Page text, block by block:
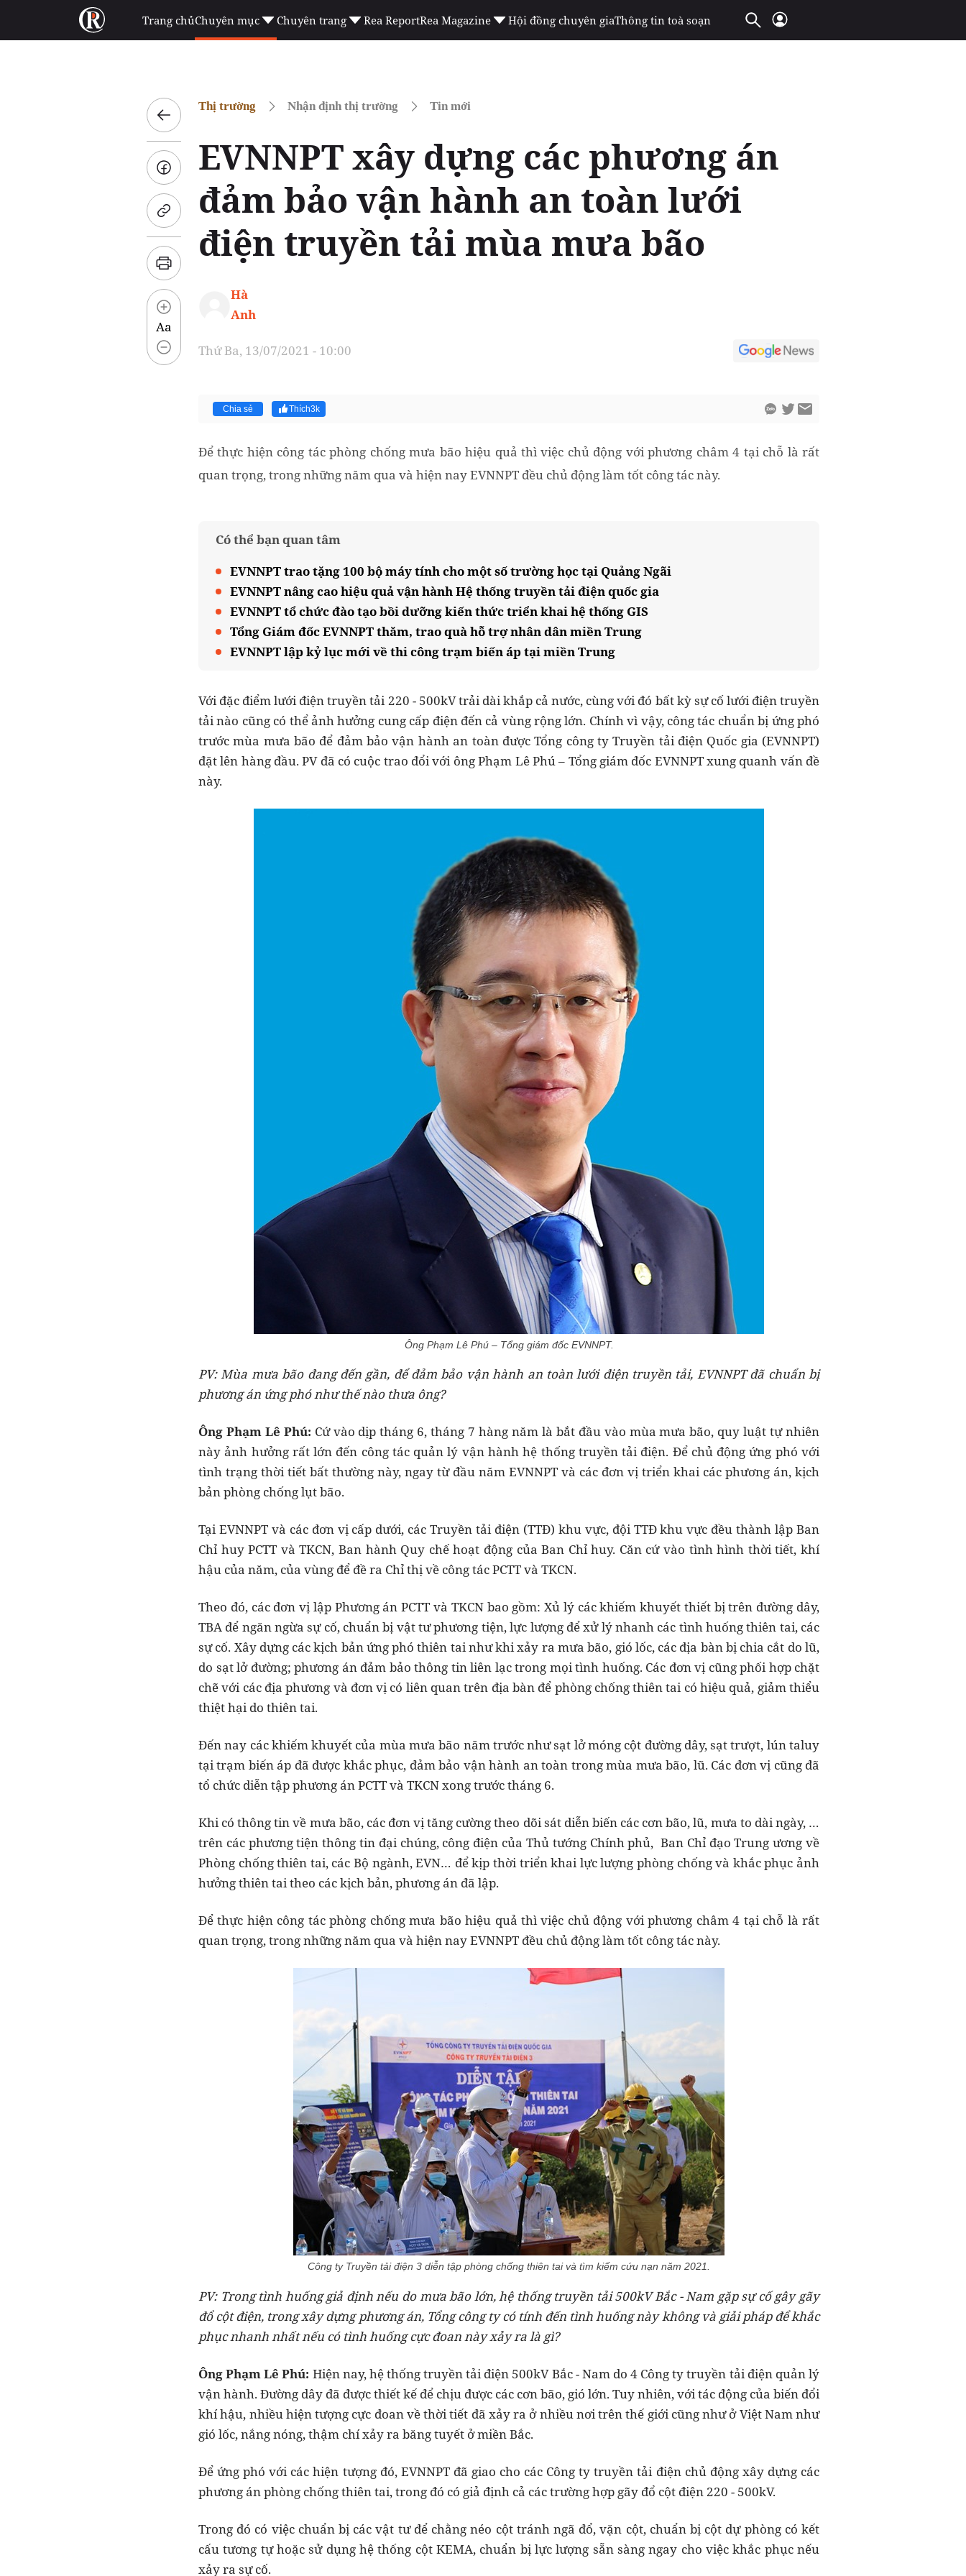
Trang chủChuyên mục Chuyên trang Rea ReportRea Magazine Hội đồng chuyên giaThông tin toà soạn
Aa
Thị trường Nhận định thị trường Tin mới
EVNNPT xây dựng các phương án
đảm bảo vận hành an toàn lưới
điện truyền tải mùa mưa bão
Hà
Anh
Thứ Ba, 13/07/2021 - 10:00
Chia sẻ Thích3k
Để thực hiện công tác phòng chống mưa bão hiệu quả thì việc chủ động với phương châm 4 tại chỗ là rất
quan trọng, trong những năm qua và hiện nay EVNNPT đều chủ động làm tốt công tác này.
Có thể bạn quan tâm
EVNNPT trao tặng 100 bộ máy tính cho một số trường học tại Quảng Ngãi
EVNNPT nâng cao hiệu quả vận hành Hệ thống truyền tải điện quốc gia
EVNNPT tổ chức đào tạo bồi dưỡng kiến thức triển khai hệ thống GIS
Tổng Giám đốc EVNNPT thăm, trao quà hỗ trợ nhân dân miền Trung
EVNNPT lập kỷ lục mới về thi công trạm biến áp tại miền Trung
Với đặc điểm lưới điện truyền tải 220 - 500kV trải dài khắp cả nước, cùng với đó bất kỳ sự cố lưới điện truyền
tải nào cũng có thể ảnh hưởng cung cấp điện đến cả vùng rộng lớn. Chính vì vậy, công tác chuẩn bị ứng phó
trước mùa mưa bão để đảm bảo vận hành an toàn được Tổng công ty Truyền tải điện Quốc gia (EVNNPT)
đặt lên hàng đầu. PV đã có cuộc trao đổi với ông Phạm Lê Phú – Tổng giám đốc EVNNPT xung quanh vấn đề
này.
Ông Phạm Lê Phú – Tổng giám đốc EVNNPT.
PV: Mùa mưa bão đang đến gần, để đảm bảo vận hành an toàn lưới điện truyền tải, EVNNPT đã chuẩn bị
phương án ứng phó như thế nào thưa ông?
Ông Phạm Lê Phú: Cứ vào dịp tháng 6, tháng 7 hàng năm là bắt đầu vào mùa mưa bão, quy luật tự nhiên
này ảnh hưởng rất lớn đến công tác quản lý vận hành hệ thống truyền tải điện. Để chủ động ứng phó với
tình trạng thời tiết bất thường này, ngay từ đầu năm EVNNPT và các đơn vị triển khai các phương án, kịch
bản phòng chống lụt bão.
Tại EVNNPT và các đơn vị cấp dưới, các Truyền tải điện (TTĐ) khu vực, đội TTĐ khu vực đều thành lập Ban
Chỉ huy PCTT và TKCN, Ban hành Quy chế hoạt động của Ban Chỉ huy. Căn cứ vào tình hình thời tiết, khí
hậu của năm, của vùng để đề ra Chỉ thị về công tác PCTT và TKCN.
Theo đó, các đơn vị lập Phương án PCTT và TKCN bao gồm: Xủ lý các khiếm khuyết thiết bị trên đường dây,
TBA để ngăn ngừa sự cố, chuẩn bị vật tư phương tiện, lực lượng để xử lý nhanh các tình huống thiên tai, các
sự cố. Xây dựng các kịch bản ứng phó thiên tai như khi xảy ra mưa bão, gió lốc, các địa bàn bị chia cắt do lũ,
do sạt lở đường; phương án đảm bảo thông tin liên lạc trong mọi tình huống. Các đơn vị cũng phối hợp chặt
chẽ với các địa phương và đơn vị có liên quan trên địa bàn để phòng chống thiên tai có hiệu quả, giảm thiểu
thiệt hại do thiên tai.
Đến nay các khiếm khuyết của mùa mưa bão năm trước như sạt lở móng cột đường dây, sạt trượt, lún taluy
tại trạm biến áp đã được khắc phục, đảm bảo vận hành an toàn trong mùa mưa bão, lũ. Các đơn vị cũng đã
tổ chức diễn tập phương án PCTT và TKCN xong trước tháng 6.
Khi có thông tin về mưa bão, các đơn vị tăng cường theo dõi sát diễn biến các cơn bão, lũ, mưa to dài ngày, …
trên các phương tiện thông tin đại chúng, công điện của Thủ tướng Chính phủ, Ban Chỉ đạo Trung ương về
Phòng chống thiên tai, các Bộ ngành, EVN… để kịp thời triển khai lực lượng phòng chống và khắc phục ảnh
hưởng thiên tai theo các kịch bản, phương án đã lập.
Để thực hiện công tác phòng chống mưa bão hiệu quả thì việc chủ động với phương châm 4 tại chỗ là rất
quan trọng, trong những năm qua và hiện nay EVNNPT đều chủ động làm tốt công tác này.
Công ty Truyền tải điện 3 diễn tập phòng chống thiên tai và tìm kiếm cứu nạn năm 2021.
PV: Trong tình huống giả định nếu do mưa bão lớn, hệ thống truyền tải 500kV Bắc - Nam gặp sự cố gây gãy
đổ cột điện, trong xây dựng phương án, Tổng công ty có tính đến tình huống này không và giải pháp để khắc
phục nhanh nhất nếu có tình huống cực đoan này xảy ra là gì?
Ông Phạm Lê Phú: Hiện nay, hệ thống truyền tải điện 500kV Bắc - Nam do 4 Công ty truyền tải điện quản lý
vận hành. Đường dây đã được thiết kế để chịu được các cơn bão, gió lớn. Tuy nhiên, với tác động của biến đổi
khí hậu, nhiều hiện tượng cực đoan về thời tiết đã xảy ra ở nhiều nơi trên thế giới cũng như ở Việt Nam như
gió lốc, nắng nóng, thậm chí xảy ra băng tuyết ở miền Bắc.
Để ứng phó với các hiện tượng đó, EVNNPT đã giao cho các Công ty truyền tải điện chủ động xây dựng các
phương án phòng chống thiên tai, trong đó có giả định cả các trường hợp gãy đổ cột điện 220 - 500kV.
Trong đó có việc chuẩn bị các vật tư để chằng néo cột tránh ngã đổ, vặn cột, chuẩn bị cột dự phòng có kết
cấu tương tự hoặc sử dụng hệ thống cột KEMA, chuẩn bị lực lượng sẵn sàng ngay cho việc khắc phục nếu
xảy ra sự cố.